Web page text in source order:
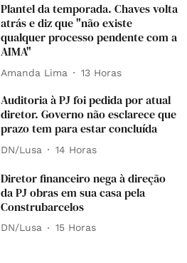
Plantel da temporada. Chaves volta
atrás e diz que "não existe
qualquer processo pendente com a
AIMA"
Amanda Lima 13 Horas
Auditoria à PJ foi pedida por atual
diretor. Governo não esclarece que
prazo tem para estar concluída
DN/Lusa 14 Horas
Diretor financeiro nega à direção
da PJ obras em sua casa pela
Construbarcelos
DN/Lusa 15 Horas